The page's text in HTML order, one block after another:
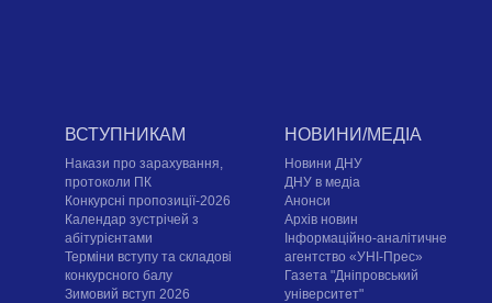
ВСТУПНИКАМ
Накази про зарахування,
протоколи ПК
Конкурсні пропозиції-2026
Календар зустрічей з
абітурієнтами
Терміни вступу та складові
конкурсного балу
Зимовий вступ 2026
НОВИНИ/МЕДІА
Новини ДНУ
ДНУ в медіа
Анонси
Архів новин
Інформаційно-аналітичне
агентство «УНІ-Прес»
Газета "Дніпровський
університет"